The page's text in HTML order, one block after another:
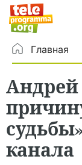
Главная
канала